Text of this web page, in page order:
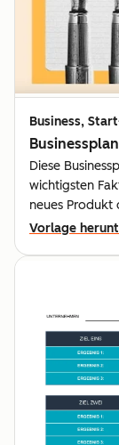
Business,
Diese
wichtigsten
neues Produkt
Vorlage